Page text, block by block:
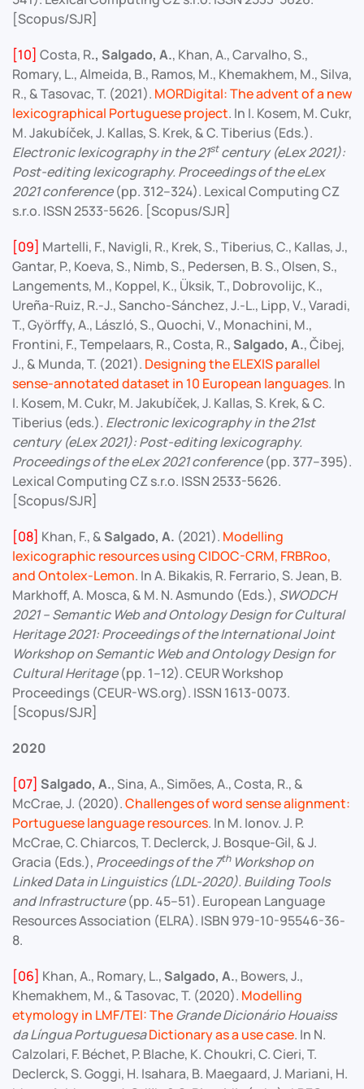
[Scopus/SJR]
[10] Costa, R., Salgado, A., Khan, A., Carvalho, S.,
Romary, L., Almeida, B., Ramos, M., Khemakhem, M., Silva,
R., & Tasovac, T. (2021). MORDigital: The advent of a new
lexicographical Portuguese project. In I. Kosem, M. Cukr,
M. Jakubíček, J. Kallas, S. Krek, & C. Tiberius (Eds.).
Electronic lexicography in the 21stcentury (eLex 2021):
Post-editing lexicography. Proceedings of the eLex
2021 conference(pp. 312–324). Lexical Computing CZ
s.r.o. ISSN 2533-5626. [Scopus/SJR]
[09] Martelli, F., Navigli, R., Krek, S., Tiberius, C., Kallas, J.,
Gantar, P., Koeva, S., Nimb, S., Pedersen, B. S., Olsen, S.,
Langements, M., Koppel, K., Üksik, T., Dobrovolijc, K.,
Ureña-Ruiz, R.-J., Sancho-Sánchez, J.-L., Lipp, V., Varadi,
T., Györffy, A., László, S., Quochi, V., Monachini, M.,
Frontini, F., Tempelaars, R., Costa, R., Salgado, A., Čibej,
J., & Munda, T. (2021). Designing the ELEXIS parallel
sense-annotated dataset in 10 European languages. In
I. Kosem, M. Cukr, M. Jakubíček, J. Kallas, S. Krek, & C.
Tiberius (eds.). Electronic lexicography in the 21st
century (eLex 2021): Post-editing lexicography.
Proceedings of the eLex 2021 conference(pp. 377–395).
Lexical Computing CZ s.r.o. ISSN 2533-5626.
[Scopus/SJR]
[08] Khan, F., & Salgado, A. (2021). Modelling
lexicographic resources using CIDOC-CRM, FRBRoo,
and Ontolex-Lemon. In A. Bikakis, R. Ferrario, S. Jean, B.
Markhoff, A. Mosca, & M. N. Asmundo (Eds.), SWODCH
2021 – Semantic Web and Ontology Design for Cultural
Heritage 2021: Proceedings of the International Joint
Workshop on Semantic Web and Ontology Design for
Cultural Heritage(pp. 1–12). CEUR Workshop
Proceedings (CEUR-WS.org). ISSN 1613-0073.
[Scopus/SJR]
2020
[07] Salgado, A., Sina, A., Simões, A., Costa, R., &
McCrae, J. (2020).Challenges of word sense alignment:
Portuguese language resources. In M. Ionov. J. P.
McCrae, C. Chiarcos, T. Declerck, J. Bosque-Gil, & J.
Gracia (Eds.), Proceedings of the 7thWorkshop on
Linked Data in Linguistics (LDL-2020). Building Tools
and Infrastructure(pp. 45–51). European Language
Resources Association (ELRA). ISBN 979-10-95546-36-
8.
[06] Khan, A., Romary, L., Salgado, A., Bowers, J.,
Khemakhem, M., & Tasovac, T. (2020). Modelling
etymology in LMF/TEI: TheGrande Dicionário Houaiss
da Língua PortuguesaDictionary as a use case. In N.
Calzolari, F. Béchet, P. Blache, K. Choukri, C. Cieri, T.
Declerck, S. Goggi, H. Isahara, B. Maegaard, J. Mariani, H.